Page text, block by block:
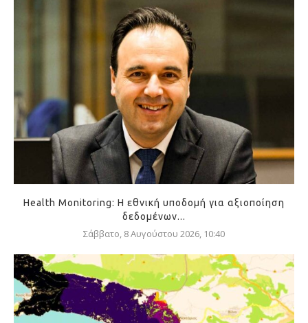
Health Monitoring: Η εθνική υποδομή για αξιοποίηση
δεδομένων...
Σάββατο, 8 Αυγούστου 2026, 10:40